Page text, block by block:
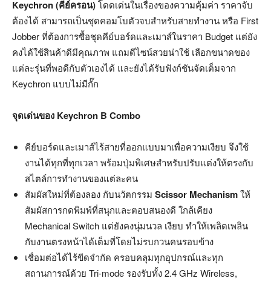
Keychron (คีย์ครอน)โดดเด่นในเรื่องของความคุ้มค่า ราคาจับ
ต้องได้ สามารถเป็นชุดคอมโบตัวจบสำหรับสายทำงาน หรือ First
Jobber ที่ต้องการซื้อชุดคีย์บอร์ดและเมาส์ในราคา Budget แต่ยัง
คงได้ใช้สินค้าดีมีคุณภาพ แถมดีไซน์สวยน่าใช้ เลือกขนาดของ
แต่ละรุ่นที่พอดีกับตัวเองได้ และยังได้รับฟังก์ชันจัดเต็มจาก
Keychron แบบไม่มีกั๊ก
จุดเด่นของ Keychron B Combo
คีย์บอร์ดและเมาส์ไร้สายที่ออกแบบมาเพื่อความเงียบ จึงใช้
งานได้ทุกที่ทุกเวลา พร้อมปุ่มพิเศษสำหรับปรับแต่งให้ตรงกับ
สไตล์การทำงานของแต่ละคน
สัมผัสใหม่ที่ต้องลอง กับนวัตกรรม Scissor Mechanismให้
สัมผัสการกดพิมพ์ที่สนุกและตอบสนองดี ใกล้เคียง
Mechanical Switch แต่ยังคงนุ่มนวล เงียบ ทำให้เพลิดเพลิน
กับงานตรงหน้าได้เต็มที่โดยไม่รบกวนคนรอบข้าง
เชื่อมต่อได้ไร้ขีดจำกัด ครอบคลุมทุกอุปกรณ์และทุก
สถานการณ์ด้วย Tri-mode รองรับทั้ง 2.4 GHz Wireless,